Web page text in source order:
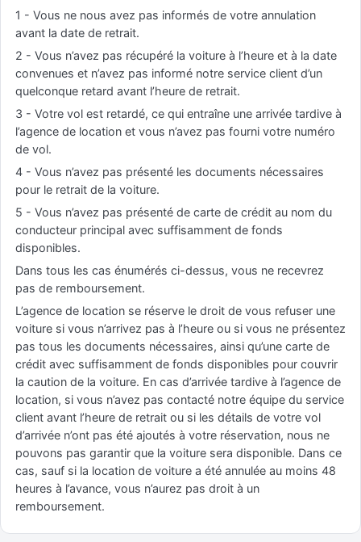
1 - Vous ne nous avez pas informés de votre annulation
avant la date de retrait.
2 - Vous n’avez pas récupéré la voiture à l’heure et à la date
convenues et n’avez pas informé notre service client d’un
quelconque retard avant l’heure de retrait.
3 - Votre vol est retardé, ce qui entraîne une arrivée tardive à
l’agence de location et vous n’avez pas fourni votre numéro
de vol.
4 - Vous n’avez pas présenté les documents nécessaires
pour le retrait de la voiture.
5 - Vous n’avez pas présenté de carte de crédit au nom du
conducteur principal avec suffisamment de fonds
disponibles.
Dans tous les cas énumérés ci-dessus, vous ne recevrez
pas de remboursement.
L’agence de location se réserve le droit de vous refuser une
voiture si vous n’arrivez pas à l’heure ou si vous ne présentez
pas tous les documents nécessaires, ainsi qu’une carte de
crédit avec suffisamment de fonds disponibles pour couvrir
la caution de la voiture. En cas d’arrivée tardive à l’agence de
location, si vous n’avez pas contacté notre équipe du service
client avant l’heure de retrait ou si les détails de votre vol
d’arrivée n’ont pas été ajoutés à votre réservation, nous ne
pouvons pas garantir que la voiture sera disponible. Dans ce
cas, sauf si la location de voiture a été annulée au moins 48
heures à l’avance, vous n’aurez pas droit à un
remboursement.